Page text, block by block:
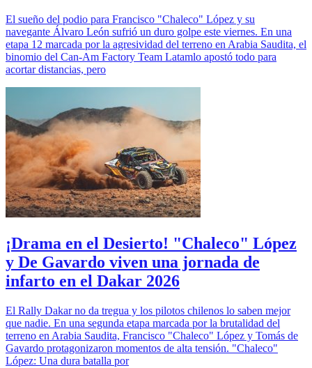
El sueño del podio para Francisco "Chaleco" López y su
navegante Álvaro León sufrió un duro golpe este viernes. En una
etapa 12 marcada por la agresividad del terreno en Arabia Saudita, el
binomio del Can-Am Factory Team Latamlo apostó todo para
acortar distancias, pero
¡Drama en el Desierto! "Chaleco" López
y De Gavardo viven una jornada de
infarto en el Dakar 2026
El Rally Dakar no da tregua y los pilotos chilenos lo saben mejor
que nadie. En una segunda etapa marcada por la brutalidad del
terreno en Arabia Saudita, Francisco "Chaleco" López y Tomás de
Gavardo protagonizaron momentos de alta tensión. "Chaleco"
López: Una dura batalla por